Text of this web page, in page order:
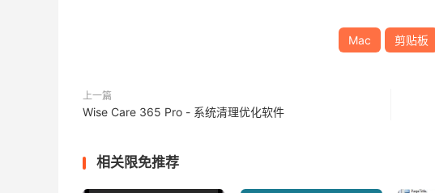
Mac 剪贴板
上一篇
Wise Care 365 Pro - 系统清理优化软件
相关限免推荐